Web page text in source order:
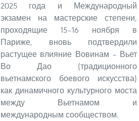
2025 года и Международный
экзамен на мастерские степени,
проходящие 15–16 ноября в
Париже, вновь подтвердили
растущее влияние Вовинам – Вьет
Во Дао (традиционного
вьетнамского боевого искусства)
как динамичного культурного моста
между Вьетнамом и
международным сообществом.